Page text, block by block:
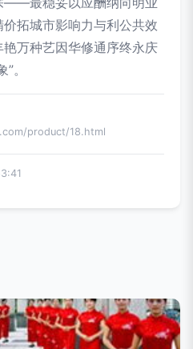
拓城市影响力与利公共效
万种艺因华修通序终永庆
。
product/18.html